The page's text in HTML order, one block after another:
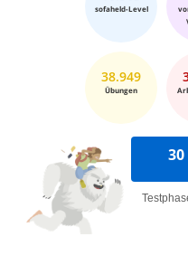
sofaheld-Level
38.949
Übungen
30